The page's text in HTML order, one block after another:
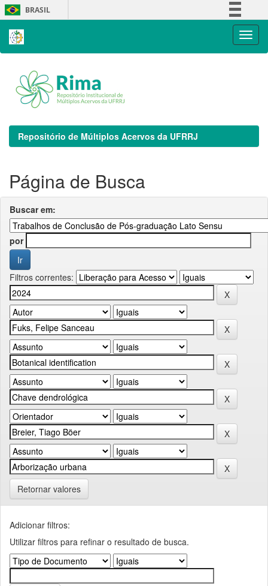
Skip
navigation
BRASIL
Repositório de Múltiplos Acervos da UFRRJ
Página de Busca
Buscar em:
por
Filtros correntes:
Retornar valores
Adicionar filtros:
Utilizar filtros para refinar o resultado de busca.